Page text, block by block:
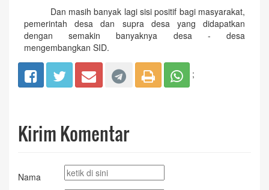
Dan masih banyak lagi sisi positif bagi masyarakat,
pemerintah desa dan supra desa yang didapatkan
dengan semakin banyaknya desa - desa
mengembangkan SID.
;
Kirim Komentar
Nama